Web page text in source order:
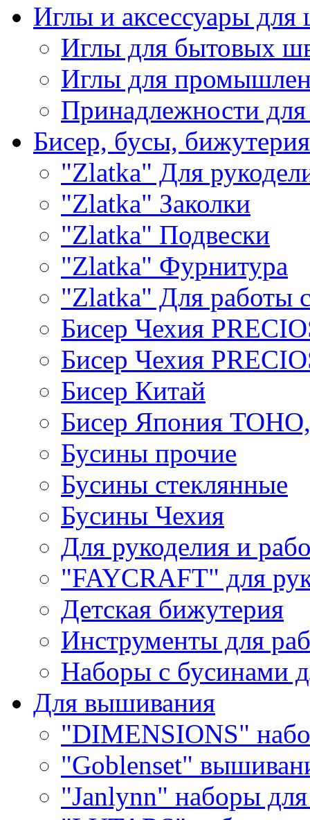
Иглы и аксессуары
Иглы для бытовых
Иглы для
Принадлежности
Бисер, бусы, бижутерия
"Zlatka" Для
"Zlatka" Заколки
"Zlatka" Подвески
"Zlatka" Фурнитура
"Zlatka" Для работы
Бисер Чехия
Бисер Чехия
Бисер Китай
Бисер Япония
Бусины прочие
Бусины стеклянные
Бусины Чехия
Для рукоделия и
"FAYCRAFT" для
Детская бижутерия
Инструменты для
Наборы с бусинами
Для вышивания
"DIMENSIONS"
"Goblenset"
"Janlynn" наборы